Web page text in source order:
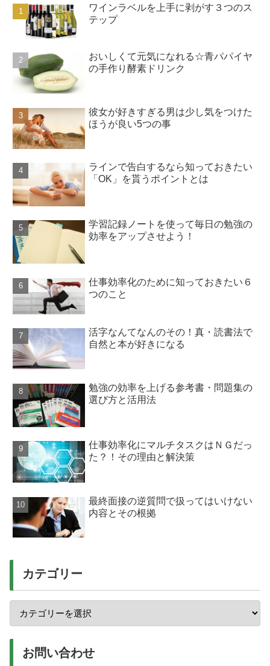
ワインラベルを上手に剥がす３つのス
テップ
おいしくて元気になれる☆青パパイヤ
の手作り酵素ドリンク
彼女が好きすぎる男は少し気をつけた
ほうが良い5つの事
ラインで告白するなら知っておきたい
「OK」を貰うポイントとは
学習記録ノートを使って毎日の勉強の
効率をアップさせよう！
仕事効率化のために知っておきたい６
つのこと
活字なんてなんのその！真・読書法で
自然と本が好きになる
勉強の効率を上げる参考書・問題集の
選び方と活用法
仕事効率化にマルチタスクはＮＧだっ
た？！その理由と解決策
最終面接の逆質問で扱ってはいけない
内容とその根拠
カテゴリー
お問い合わせ